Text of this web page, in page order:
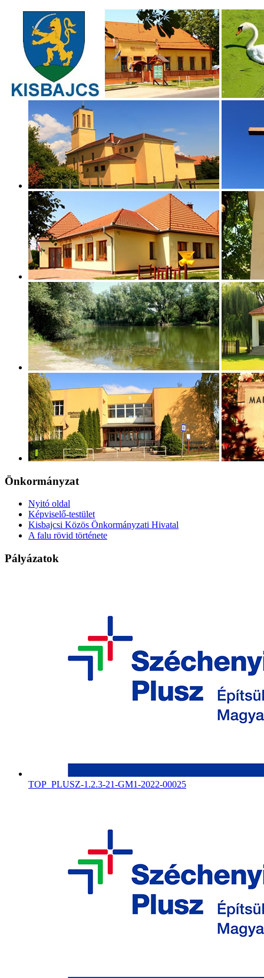
Önkormányzat
Nyitó oldal
Képviselő-testület
Kisbajcsi Közös Önkormányzati Hivatal
A falu rövid története
Pályázatok
TOP_PLUSZ-1.2.3-21-GM1-2022-00025